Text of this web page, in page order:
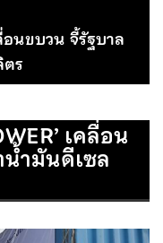
นขบวน จี้รัฐบาล
ร
เคลื่อน
น้ำมันดีเซล